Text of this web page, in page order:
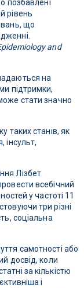
позбавлені
рівень
що
and
на
підтримки,
стати значно
таких станів, як
інсульт,
Лізбет
всебічний
у частоті 11
три різні
соціальна
самотності або
досвід, коли
за кількістю
і